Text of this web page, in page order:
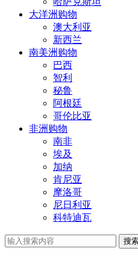
大洋洲购物
澳大利亚
新西兰
南美洲购物
巴西
智利
秘鲁
阿根廷
哥伦比亚
非洲购物
南非
埃及
加纳
肯尼亚
摩洛哥
尼日利亚
科特迪瓦
搜